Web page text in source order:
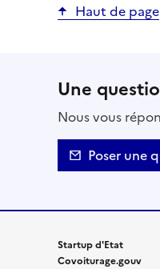
Haut de page
Une
Nous vous
Poser une
Startup d'Etat
Covoiturage.gouv